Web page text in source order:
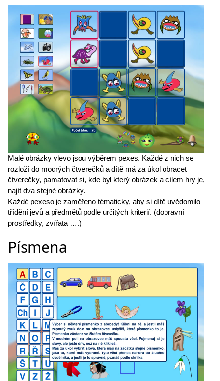
Malé obrázky vlevo jsou výběrem pexes. Každé z nich se
rozloží do modrých čtverečků a dítě má za úkol obracet
čtverečky, pamatovat si, kde byl který obrázek a cílem hry je,
najít dva stejné obrázky.
Každé pexeso je zaměřeno tématicky, aby si dítě uvědomilo
třídění jevů a předmětů podle určitých kriterií. (dopravní
prostředky, zvířata ….)
Písmena